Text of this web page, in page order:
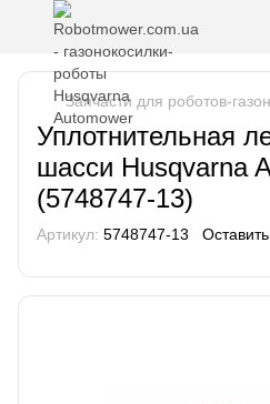
Запчасти для роботов-
Уплотнительная
шасси Husqvarna
(5748747-13)
Артикул: 5748747-13